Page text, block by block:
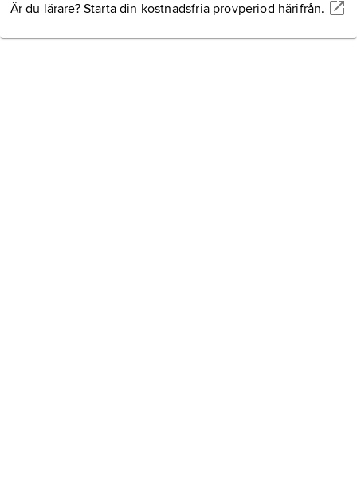
Är du lärare? Starta din kostnadsfria provperiod härifrån.